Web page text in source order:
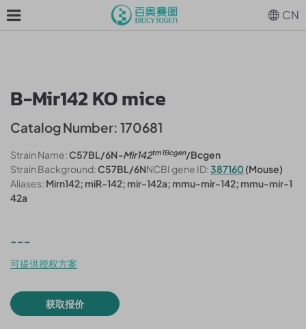
B-Mir142 KO mice
Catalog Number: 170681
Strain Name:C57BL/6N-Mir142tm1Bcgen/Bcgen
Strain Background:C57BL/6NNCBI gene ID:387160 (Mouse)
Aliases: Mirn142; miR-142; mir-142a; mmu-mir-142; mmu-mir-1
42a
---
可提供授权方案
获取报价
CN